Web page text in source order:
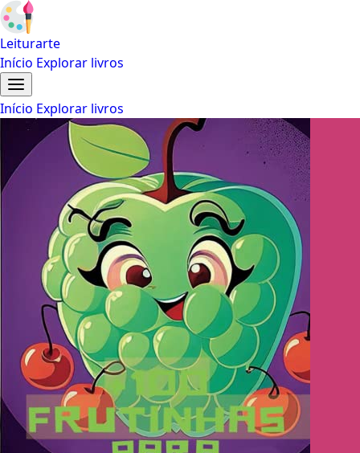
Leiturarte
Início Explorar livros
Início Explorar livros